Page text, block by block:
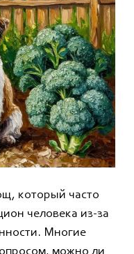
который часто
человека из-за
Многие